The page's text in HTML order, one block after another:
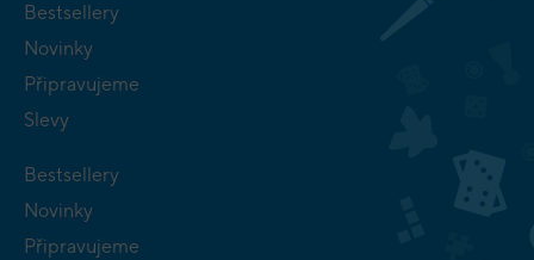
Bestsellery
Novinky
Připravujeme
Slevy
Bestsellery
Novinky
Připravujeme